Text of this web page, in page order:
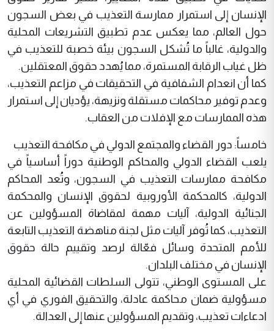
الإنسان إلى استمرار ممارسة التعذيب في بعض السجون
حول العالم، مما يعكس عدم تطبيق التشريعات المحلية
والدولية، غالباً ما تُشكل السجون بيئة خصبة للتعذيب في
ظل غياب الرقابة المستمرة، مما يُهدد حقوق المعتقلين.
كما أن انعدام الشفافية في التحقيقات في مزاعم التعذيب،
وعدم توفير محاكمات مستقلة ونزيهة، يؤديان إلى استمرار
هذه الممارسات مع الإفلات من العقاب.
خامساً: دور القضاء والمجتمع الدولي في مكافحة التعذيب
يلعب القضاء الدولي والمحاكم الوطنية دوراً أساسياً في
مكافحة ممارسات التعذيب في السجون، وتُعد المحاكم
الدولية، كالمحكمة الأوروبية لحقوق الإنسان والمحكمة
الجنائية الدولية، آليات مهمة لمقاضاة المسؤولين عن
التعذيب، كما تُوفر آليات مثل لجنة مناهضة التعذيب التابعة
للأمم المتحدة وسائل فعّالة لرصد وتقييم حالة حقوق
الإنسان في مختلف البلدان.
على المستوى الوطني، تتولى السلطات القضائية المحلية
مسؤولية ضمان محاكمة عادلة، والتحقيق الفوري في أي
ادعاءات تعذيب، وتقديم المسؤولين عنها إلى العدالة.